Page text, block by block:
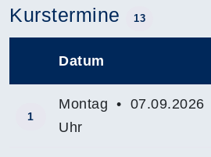
Kurstermine 13
Datum
1
Montag • 07.09.2026
Uhr